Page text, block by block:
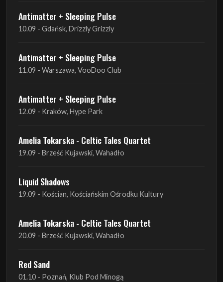
Antimatter + Sleeping Pulse
10.09 - Gdańsk, Drizzly Grizzly
Antimatter + Sleeping Pulse
11.09 - Warszawa, VooDoo Club
Antimatter + Sleeping Pulse
12.09 - Kraków, Hype Park
Amelia Tokarska - Celtic Tales Quartet
19.09 - Brześć Kujawski, Wahadło
Liquid Shadows
19.09 - Kościan, Kościańskim Ośrodku Kultury
Amelia Tokarska - Celtic Tales Quartet
20.09 - Brześć Kujawski, Wahadło
Red Sand
01.10 - Poznań, Klub Pod Minogą